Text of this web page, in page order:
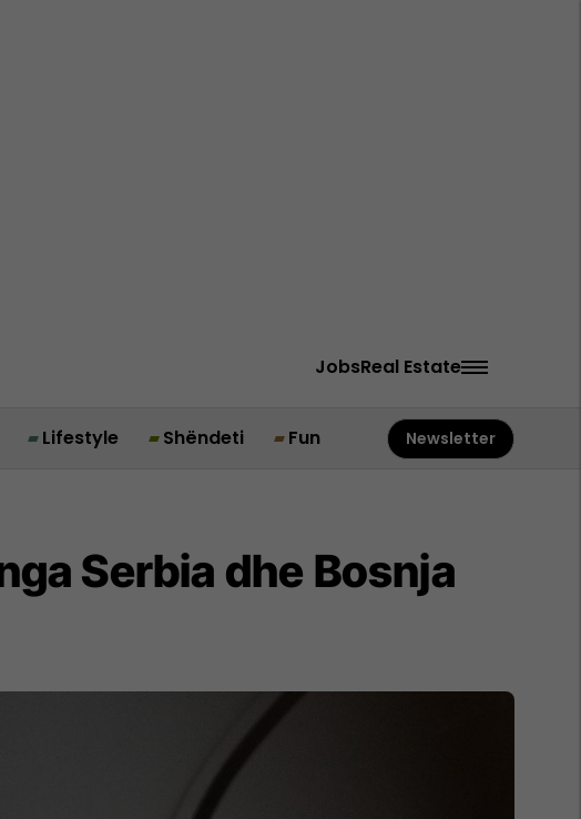
JobsReal Estate
Lifestyle Shëndeti Fun Newsletter
Serbia dhe Bosnja